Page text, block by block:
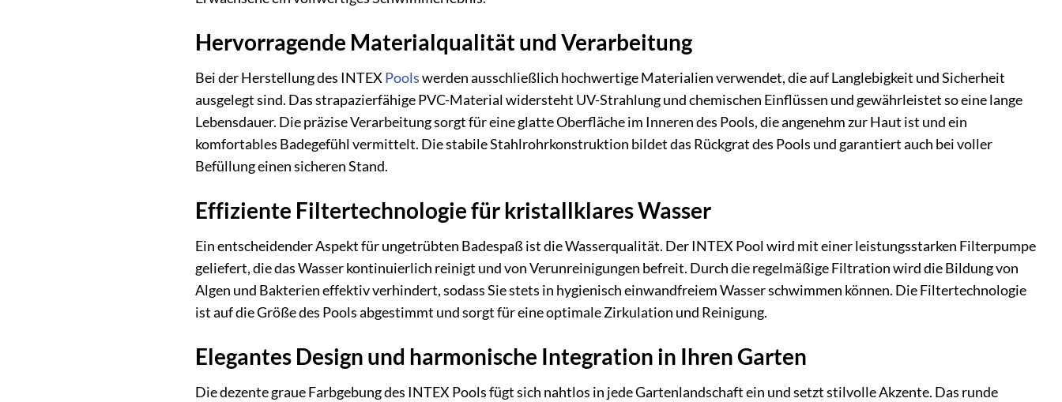
Hervorragende Materialqualität und Verarbeitung
Bei der Herstellung des INTEXPoolswerden ausschließlich hochwertige Materialien verwendet, die auf Langlebigkeit und Sicherheit
ausgelegt sind. Das strapazierfähige PVC-Material widersteht UV-Strahlung und chemischen Einflüssen und gewährleistet so eine lange
Lebensdauer. Die präzise Verarbeitung sorgt für eine glatte Oberfläche im Inneren des Pools, die angenehm zur Haut ist und ein
komfortables Badegefühl vermittelt. Die stabile Stahlrohrkonstruktion bildet das Rückgrat des Pools und garantiert auch bei voller
Befüllung einen sicheren Stand.
Effiziente Filtertechnologie für kristallklares Wasser
Ein entscheidender Aspekt für ungetrübten Badespaß ist die Wasserqualität. Der INTEX Pool wird mit einer leistungsstarken Filterpumpe
geliefert, die das Wasser kontinuierlich reinigt und von Verunreinigungen befreit. Durch die regelmäßige Filtration wird die Bildung von
Algen und Bakterien effektiv verhindert, sodass Sie stets in hygienisch einwandfreiem Wasser schwimmen können. Die Filtertechnologie
ist auf die Größe des Pools abgestimmt und sorgt für eine optimale Zirkulation und Reinigung.
Elegantes Design und harmonische Integration in Ihren Garten
Die dezente graue Farbgebung des INTEX Pools fügt sich nahtlos in jede Gartenlandschaft ein und setzt stilvolle Akzente. Das runde